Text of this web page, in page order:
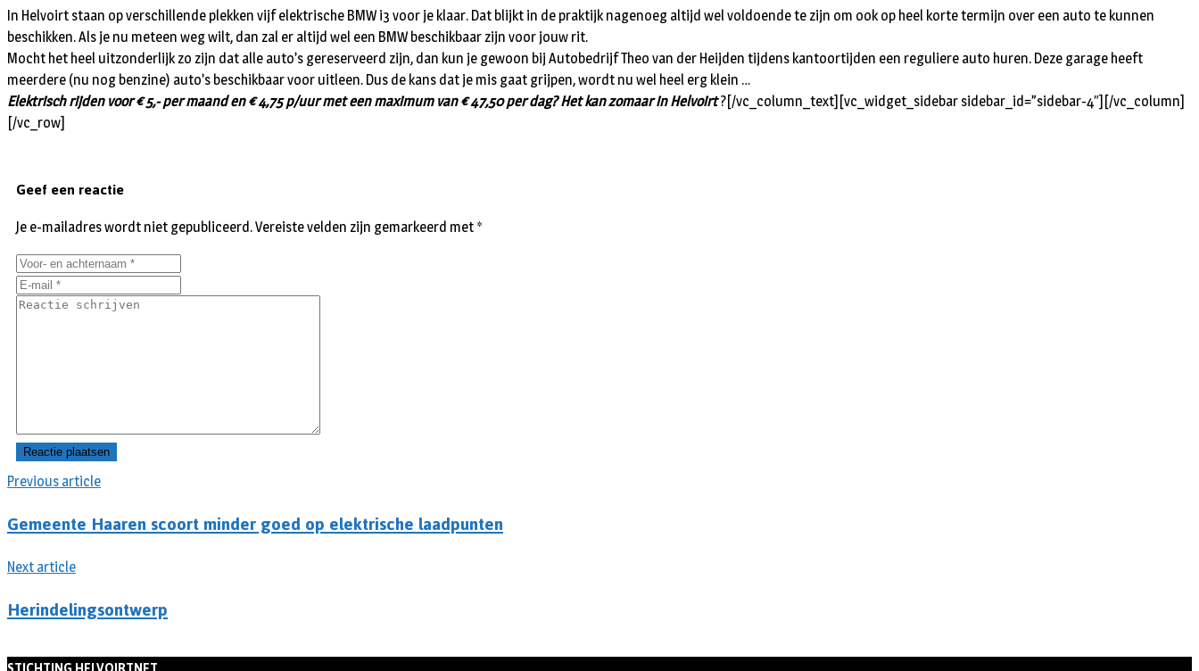
In Helvoirt staan op verschillende plekken vijf elektrische BMW i3 voor je klaar. Dat blijkt in de praktijk nagenoeg altijd wel voldoende te zijn om ook op heel korte termijn over een auto te kunnen
beschikken. Als je nu meteen weg wilt, dan zal er altijd wel een BMW beschikbaar zijn voor jouw rit.
Mocht het heel uitzonderlijk zo zijn dat alle auto’s gereserveerd zijn, dan kun je gewoon bij Autobedrijf Theo van der Heijden tijdens kantoortijden een reguliere auto huren. Deze garage heeft
meerdere (nu nog benzine) auto’s beschikbaar voor uitleen. Dus de kans dat je mis gaat grijpen, wordt nu wel heel erg klein …
Elektrisch rijden voor € 5,- per maand en € 4,75 p/uur met een maximum van € 47,50 per dag? Het kan zomaar in Helvoirt ?[/vc_column_text][vc_widget_sidebar sidebar_id=”sidebar-4″][/vc_column]
[/vc_row]
Previous article
Gemeente Haaren scoort minder goed op elektrische laadpunten
Next article
Herindelingsontwerp
Geef een reactie
Je e-mailadres wordt niet gepubliceerd.Vereiste velden zijn gemarkeerd met *